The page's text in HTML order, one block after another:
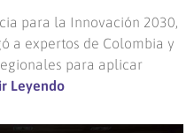
para la Innovación 2030,
a expertos de Colombia y
para aplicar
Leyendo